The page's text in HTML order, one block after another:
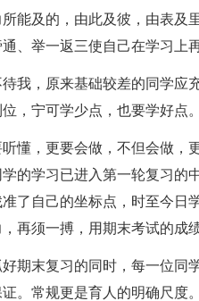
能及的，由此及彼，由表及
、举一返三使自己在学习上
我，原来基础较差的同学应
，宁可学少点，也要学好点。
懂，更要会做，不但会做，
的学习已进入第一轮复习的
了自己的坐标点，时至今日
再须一搏，用期末考试的成
期末复习的同时，每一位同
。常规更是育人的明确尺度。